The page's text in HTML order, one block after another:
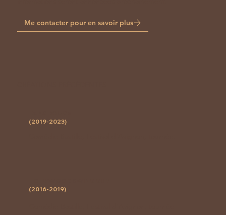
Me contacter pour en savoir plus
(2019-2023)
(2016-2019)